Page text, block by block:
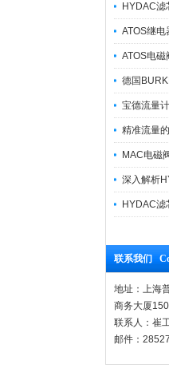
联系我们
地址：上海
商务大厦
联系人：崔
邮件：